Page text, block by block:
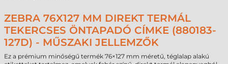
ZEBRA 76X127 MM DIREKT TERMÁL
TEKERCSES ÖNTAPADÓ CÍMKE (880183-
127D) - MŰSZAKI JELLEMZŐK
Ez a prémium minőségű termék 76×127 mm méretű, téglalap alakú